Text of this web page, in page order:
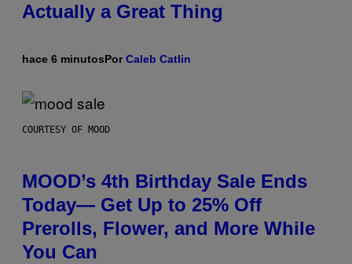
Actually a Great Thing
hace 6 minutosPorCaleb Catlin
COURTESY OF MOOD
MOOD’s 4th Birthday Sale Ends
Today— Get Up to 25% Off
Prerolls, Flower, and More While
You Can